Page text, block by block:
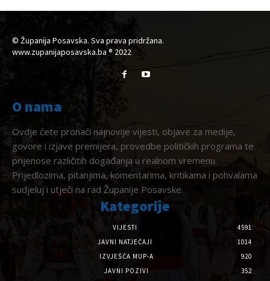
© Županija Posavska. Sva prava pridržana.
www.zupanijaposavska.ba ® 2022
O nama
Ovdje ćete pronaći najnovije vijesti, objave za medije,
govore i izjave premijera, provedbe političkih programa te
prijenose različitih događanja u realnom vremenu.
Prijedlozima, pitanjima, komentarima, kritikama i pohvalama
sudjeluj i utječi na rad Županije Posavske.
Kategorije
VIJESTI
4591
JAVNI NATJEČAJI
1014
IZVJEŠĆA MUP-A
920
JAVNI POZIVI
352